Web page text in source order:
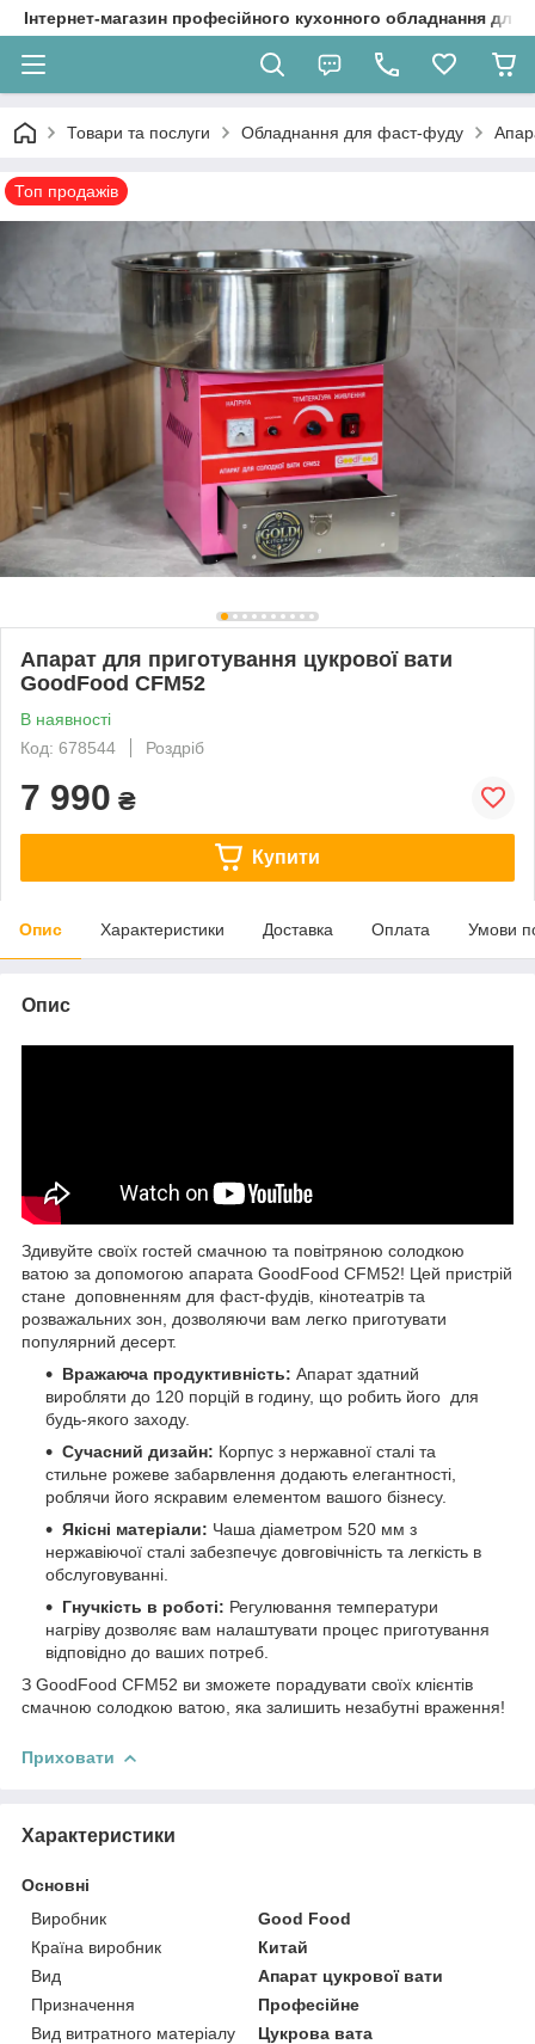
Інтернет-магазин професійного кухонного обладнання
Товари та послуги Обладнання для фаст-фуду
Топ продажів
Апарат для приготування цукрової вати
GoodFood CFM52
В наявності
Код: 678544
Роздріб
7 990 ₴
Купити
Опис Характеристики Доставка Оплата Умови
Опис
Здивуйте своїх гостей смачною та повітряною солодкою
ватою за допомогою апарата GoodFood CFM52! Цей пристрій
стане доповненням для фаст-фудів, кінотеатрів та
розважальних зон, дозволяючи вам легко приготувати
популярний десерт.
Вражаюча продуктивність: Апарат здатний
виробляти до 120 порцій в годину, що робить його для
будь-якого заходу.
Сучасний дизайн: Корпус з нержавної сталі та
стильне рожеве забарвлення додають елегантності,
роблячи його яскравим елементом вашого бізнесу.
Якісні матеріали: Чаша діаметром 520 мм з
нержавіючої сталі забезпечує довговічність та легкість в
обслуговуванні.
Гнучкість в роботі: Регулювання температури
нагріву дозволяє вам налаштувати процес приготування
відповідно до ваших потреб.
З GoodFood CFM52 ви зможете порадувати своїх клієнтів
смачною солодкою ватою, яка залишить незабутні враження!
Приховати
Характеристики
Основні
Виробник
Good Food
Країна виробник
Китай
Вид
Апарат цукрової вати
Призначення
Професійне
Вид витратного матеріалу
Цукрова вата